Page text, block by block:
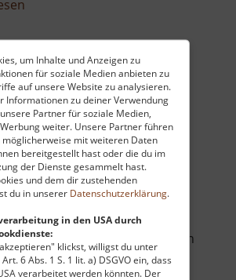
um Inhalte und Anzeigen zu
für soziale Medien anbieten zu
auf unsere Website zu analysieren.
Informationen zu deiner Verwendung
Partner für soziale Medien,
weiter. Unsere Partner führen
mit weiteren Daten
bereitgestellt hast oder die du im
der Dienste gesammelt hast.
und dem dir zustehenden
du in unserer Datenschutzerklärung.
in den USA durch
klickst, willigst du unter
6 Abs. 1 S. 1 lit. a) DSGVO ein, dass
verarbeitet werden könnten. Der
Waldbad
und Geopark Lesná
/ Böhmisches Erzgebirge
Standort
als 900 Metern im böhmischen
sich die Siedlung Lesná
stehen hier nur noch vier